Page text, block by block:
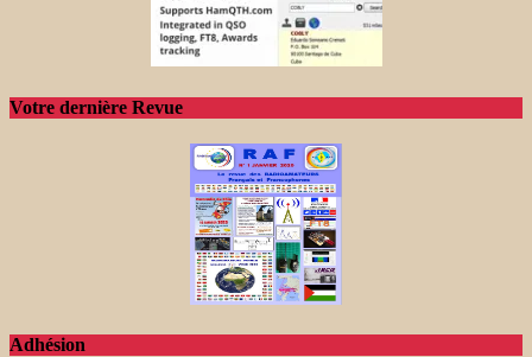
Votre dernière Revue
Adhésion